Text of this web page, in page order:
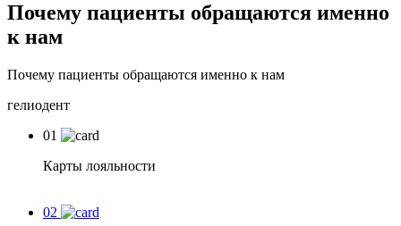
Почему пациенты обращаются именно
к нам
Почему пациенты обращаются именно к нам
гелиодент
01
Карты лояльности
02